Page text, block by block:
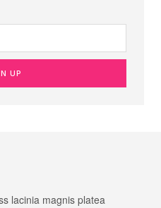
UP
lacinia magnis platea